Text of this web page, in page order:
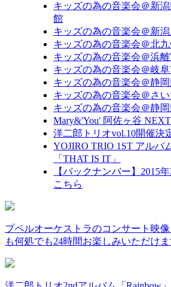
キッズの為の音楽会＠新
館
キッズの為の音楽会＠新
キッズの為の音楽会＠北
キッズの為の音楽会＠浜
キッズの為の音楽会＠岐
キッズの為の音楽会＠静
キッズの為の音楽会＠さ
キッズの為の音楽会＠静
Mary&'You' 阿佐ヶ谷
洋二郎トリオvol.10開催決
YOJIRO TRIO
「THAT IS IT」
【バックナンバー】2015
こちら
プペルオーケストラのコンサート映
も何処でも24時間お楽しみいただけ